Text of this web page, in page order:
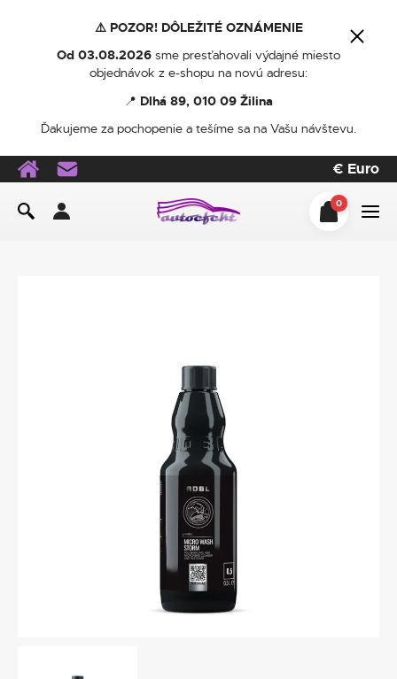
⚠️ POZOR! DÔLEŽITÉ OZNÁMENIE
Od 03.08.2026 sme presťahovali výdajné miesto
objednávok z e-shopu na novú adresu:
📍 Dlhá 89, 010 09 Žilina
Ďakujeme za pochopenie a tešíme sa na Vašu návštevu.
€ Euro
0